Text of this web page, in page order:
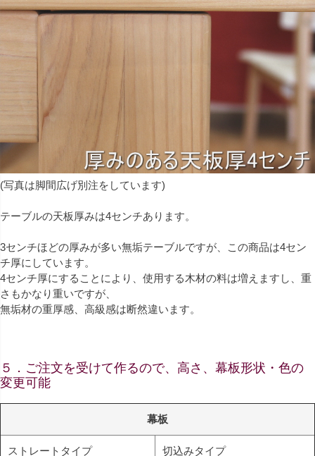
(写真は脚間広げ別注をしています)
テーブルの天板厚みは4センチあります。
3センチほどの厚みが多い無垢テーブルですが、この商品は4セン
チ厚にしています。
4センチ厚にすることにより、使用する木材の料は増えますし、重
さもかなり重いですが、
無垢材の重厚感、高級感は断然違います。
５．ご注文を受けて作るので、高さ、幕板形状・色の
変更可能
幕板
ストレートタイプ 切込みタイプ